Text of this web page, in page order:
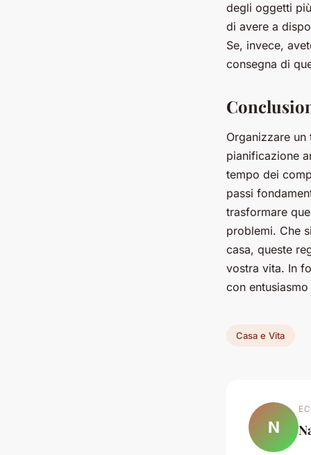
degli oggetti
di avere a
Se, invece,
consegna di
Organizzare
pianificazione
tempo dei
passi
trasformare
problemi. Che
casa, queste
vostra vita. In
con
Casa e Vita
N